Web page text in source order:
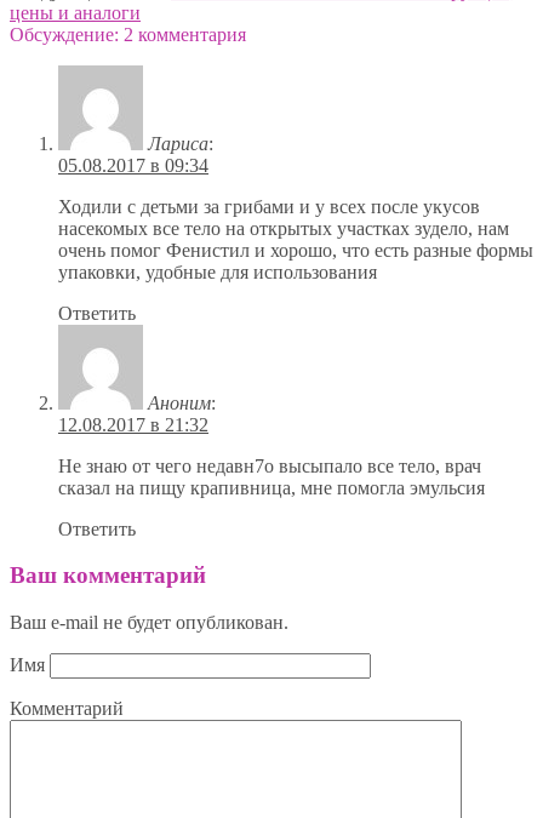
цены и аналоги
Обсуждение: 2 комментария
Лариса:
05.08.2017 в 09:34
Ходили с детьми за грибами и у всех после укусов
насекомых все тело на открытых участках зудело, нам
очень помог Фенистил и хорошо, что есть разные формы
упаковки, удобные для использования
Ответить
Аноним:
12.08.2017 в 21:32
Не знаю от чего недавн7о высыпало все тело, врач
сказал на пищу крапивница, мне помогла эмульсия
Ответить
Ваш комментарий
Ваш e-mail не будет опубликован.
Имя
Комментарий